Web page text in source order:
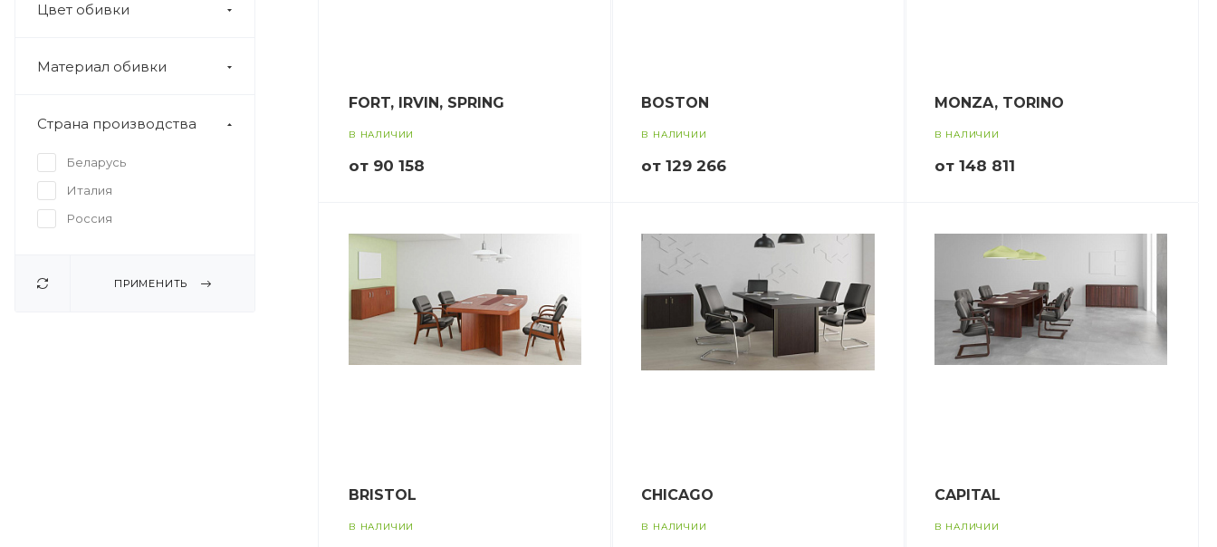
Цвет обивки
Материал обивки
Страна производства
Беларусь
Италия
Россия
ПРИМЕНИТЬ
FORT, IRVIN, SPRING
В НАЛИЧИИ
от 90 158
BOSTON
В НАЛИЧИИ
от 129 266
MONZA, TORINO
В НАЛИЧИИ
от 148 811
BRISTOL
В НАЛИЧИИ
CHICAGO
В НАЛИЧИИ
CAPITAL
В НАЛИЧИИ